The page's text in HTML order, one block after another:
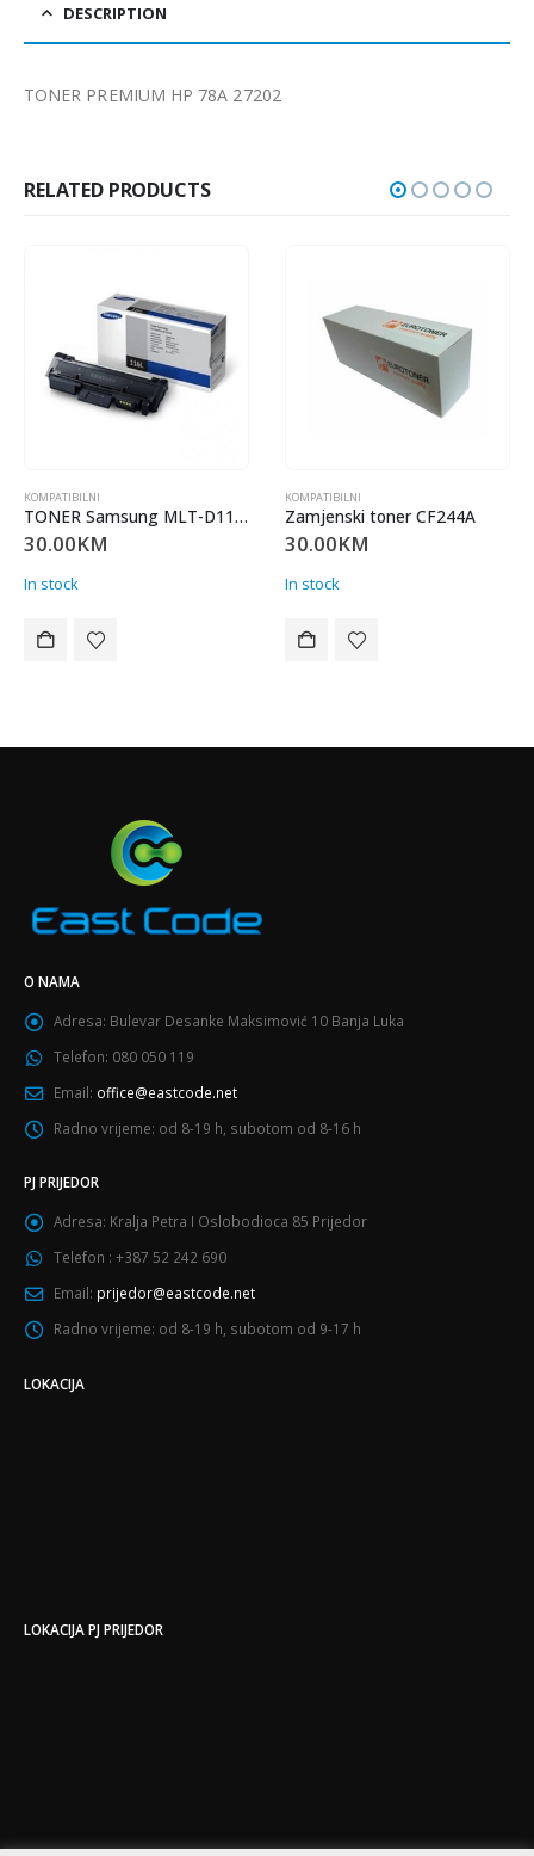
DESCRIPTION
TONER PREMIUM HP 78A 27202
RELATED PRODUCTS
TONER Samsung MLT-D116L
KM
KOMPATIBILNI
Zamjenski toner CF244A
30.00KM
In stock
O NAMA
Adresa: Bulevar Desanke Maksimović 10 Banja Luka
Telefon: 080 050 119
Email: office@eastcode.net
Radno vrijeme: od 8-19 h, subotom od 8-16 h
PJ PRIJEDOR
Adresa: Kralja Petra I Oslobodioca 85 Prijedor
Telefon : +387 52 242 690
Email: prijedor@eastcode.net
Radno vrijeme: od 8-19 h, subotom od 9-17 h
LOKACIJA
LOKACIJA PJ PRIJEDOR